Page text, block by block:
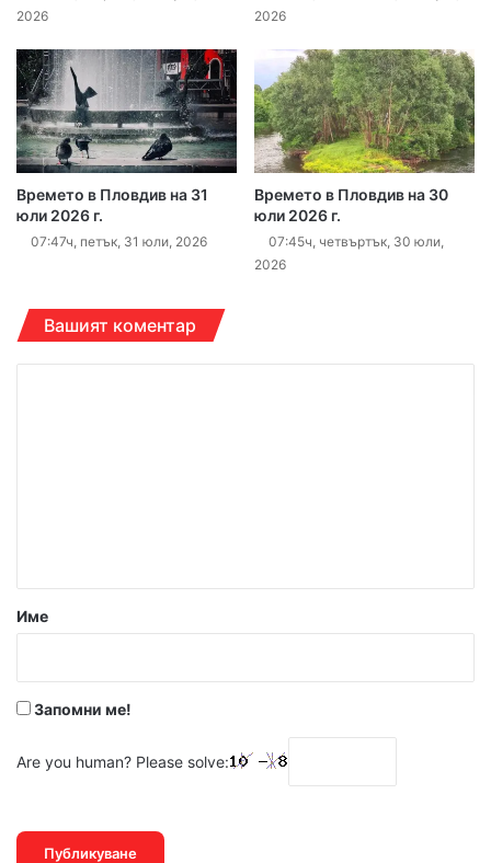
2026
2026
Времето в Пловдив на 31
юли 2026 г.
07:47ч, петък, 31 юли, 2026
Времето в Пловдив на 30
юли 2026 г.
07:45ч, четвъртък, 30 юли,
2026
Вашият коментар
р
Име
Запомни ме!
Are you human? Please solve: